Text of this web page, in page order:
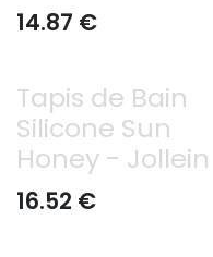
14.87 €
Tapis de Bain
Silicone Sun
Honey - Jollein
16.52 €